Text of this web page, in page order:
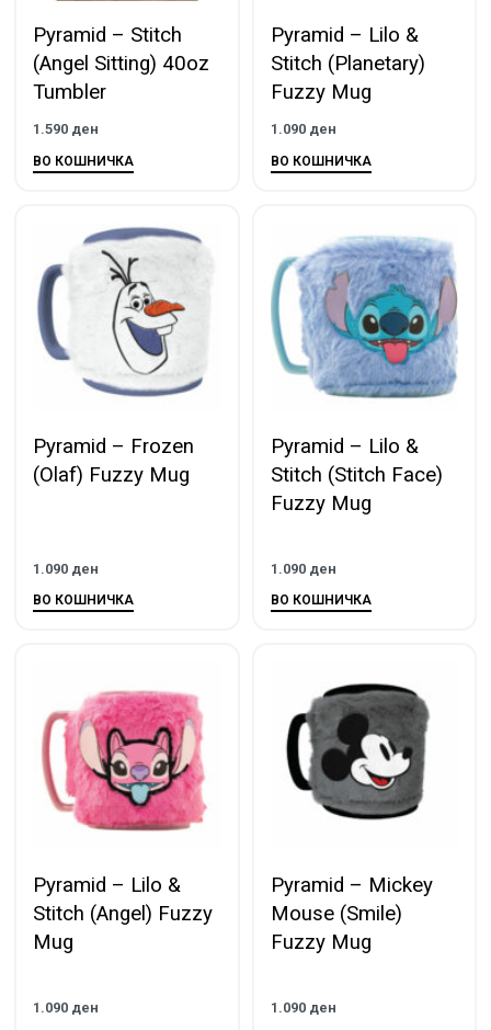
Pyramid – Stitch
(Angel Sitting) 40oz
Tumbler
1.590 ден
ВО КОШНИЧКА
Pyramid – Lilo &
Stitch (Planetary)
Fuzzy Mug
1.090 ден
ВО КОШНИЧКА
Pyramid – Frozen
(Olaf) Fuzzy Mug
1.090 ден
ВО КОШНИЧКА
Pyramid – Lilo &
Stitch (Stitch Face)
Fuzzy Mug
1.090 ден
ВО КОШНИЧКА
Pyramid – Lilo &
Stitch (Angel) Fuzzy
Mug
1.090 ден
Pyramid – Mickey
Mouse (Smile)
Fuzzy Mug
1.090 ден